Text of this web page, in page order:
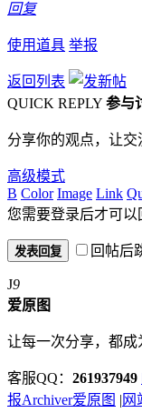
回复
使用道具 举报
返回列表
QUICK REPLY 参与
分享你的观点，让交
高级模式
B Color Image Link
您需要登录后才可以
发表回复 回帖后
J9
爱原图
让每一次分享，都成
客服QQ： 261937949
报Archiver爱原图 | 网